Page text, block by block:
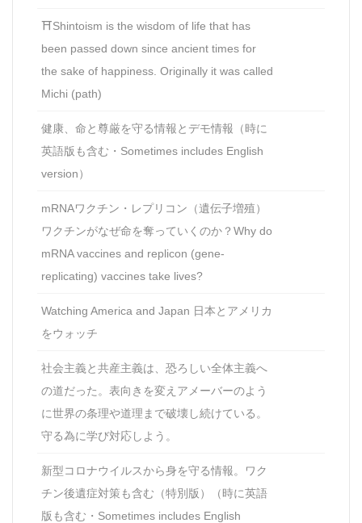
⛩Shintoism is the wisdom of life that has
been passed down since ancient times for
the sake of happiness. Originally it was called
Michi (path)
健康、命と尊厳を守る情報とデモ情報（時に
英語版も含む・Sometimes includes English
version）
mRNAワクチン・レプリコン（遺伝子増殖）
ワクチンがなぜ命を奪っていくのか？Why do
mRNA vaccines and replicon (gene-
replicating) vaccines take lives?
Watching America and Japan 日本とアメリカ
をウォッチ
社会主義と共産主義は、恐ろしい全体主義へ
の道だった。表向きを変えアメーバーのよう
に世界の条理や道理まで破壊し続けている。
守る為に学び対応しよう。
新型コロナウイルスから身を守る情報。ワク
チン後遺症対策も含む（特別版）（時に英語
版も含む・Sometimes includes English